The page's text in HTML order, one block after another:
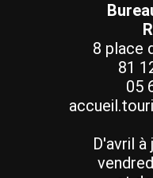
8 place
81
05
D'avril à